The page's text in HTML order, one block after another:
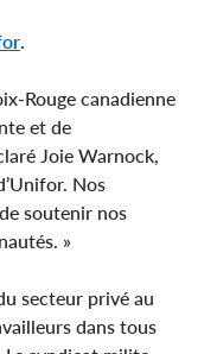
.
Rouge canadienne
et de
Joie Warnock,
Nos
soutenir nos
»
secteur privé au
dans tous